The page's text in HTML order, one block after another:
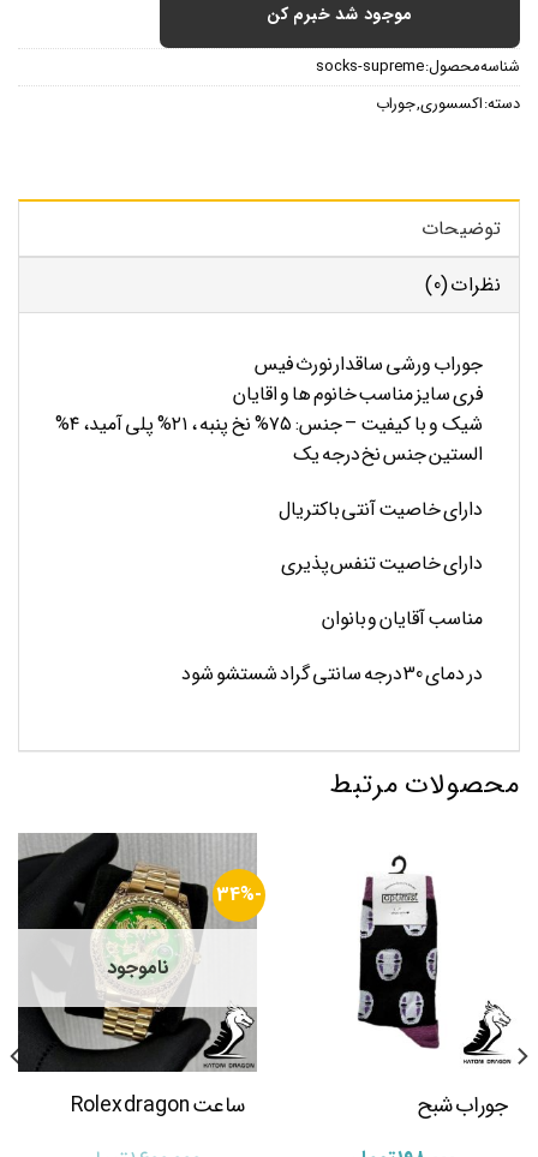
موجود شد خبرم کن
شناسه محصول:socks-supreme
دسته:اکسسوری,جوراب
توضیحات
نظرات (0)
جوراب ورشی ساقدار نورث فیس
فری سایز مناسب خانوم ها و اقایان
شیک و با کیفیت – جنس: ۷۵% نخ پنبه ، ۲۱% پلی آمید، ۴%
الستین جنس نخ درجه یک
دارای خاصیت آنتی باکتریال
دارای خاصیت تنفس پذیری
مناسب آقایان و بانوان
در دمای 30 درجه سانتی گراد شستشو شود
محصولات مرتبط
جوراب شبح
-34%
ناموجود
ساعت Rolex dragon